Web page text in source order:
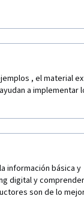
, el material
a implementar
información básica y
digital y
son de lo